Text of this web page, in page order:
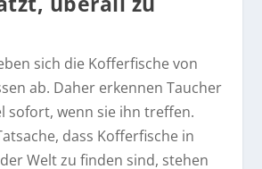
sich die Kofferfische von
ab. Daher erkennen Taucher
sofort, wenn sie ihn treffen.
dass Kofferfische in
Welt zu finden sind, stehen